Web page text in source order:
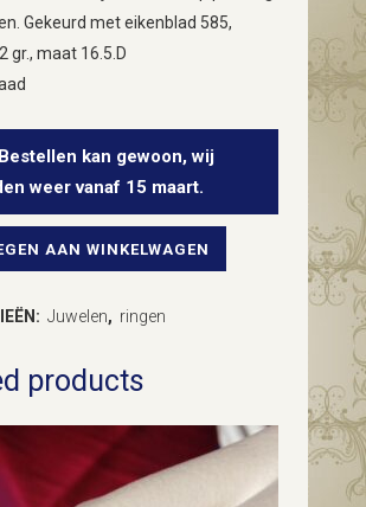
Gekeurd met eikenblad 585,
gr., maat 16.5.D
kan gewoon, wij
weer vanaf 15 maart.
AAN WINKELWAGEN
Juwelen, ringen
products